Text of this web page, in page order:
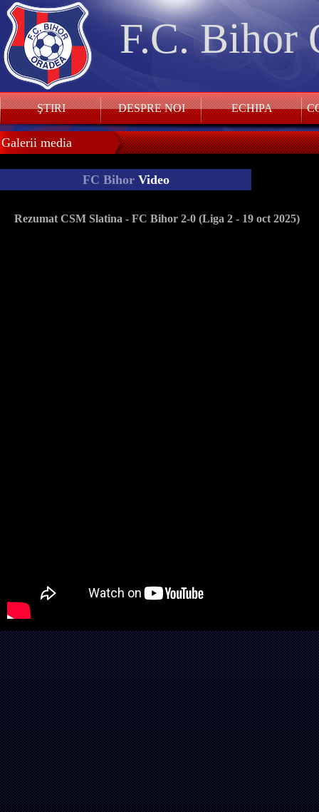
F.C. Bihor
ŞTIRI DESPRE NOI ECHIPA
Galerii media
FC Bihor Video
Rezumat CSM Slatina - FC Bihor 2-0 (Liga 2 - 19 oct 2025)